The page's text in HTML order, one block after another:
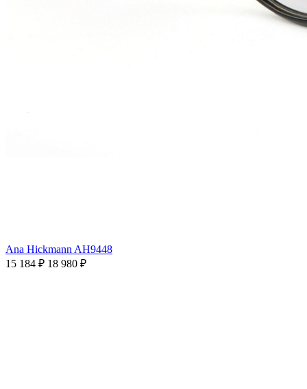
Ana Hickmann AH9448
15 184 ₽ 18 980 ₽